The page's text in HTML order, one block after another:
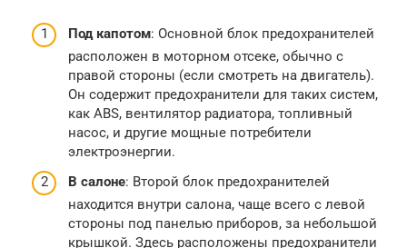
Под капотом: Основной блок предохранителей
расположен в моторном отсеке, обычно с
правой стороны (если смотреть на двигатель).
Он содержит предохранители для таких систем,
как ABS, вентилятор радиатора, топливный
насос, и другие мощные потребители
электроэнергии.
В салоне: Второй блок предохранителей
находится внутри салона, чаще всего с левой
стороны под панелью приборов, за небольшой
крышкой. Здесь расположены предохранители